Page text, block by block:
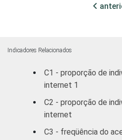
FAIXA
ETÁRIA
De 25
Indicadores Relacionados
C1 - proporção de
internet 1
C2 - proporção de
internet
C3 - freqüência do